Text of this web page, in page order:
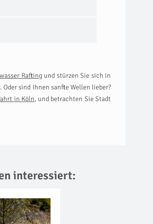
Raftingund stürzen Sie sich in
sind Ihnen sanfte Wellen lieber?
in Köln, und betrachten Sie Stadt
interessiert: